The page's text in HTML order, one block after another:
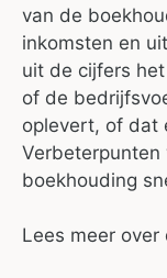
van de
inkomsten en
uit de cijfers
of de
oplevert, of dat
Verbeterpunten
boekhouding
Lees meer over